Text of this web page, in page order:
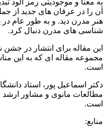
آن را در عرفان های جدید از
هنر مدرن دید. و به طور عام در
شناسی های مدرن دنبال کرد.
این مقاله برای انتشار در جشن
مجموعه مقاله ای که به این
است.
دکتر اسماعیل پور، استاد
مطالعات مانوی و مشاور
است.
منابع: